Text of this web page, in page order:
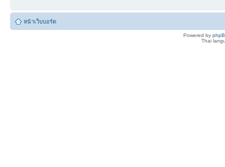
หน้าเว็บบอร์ด
Powered by
Thai